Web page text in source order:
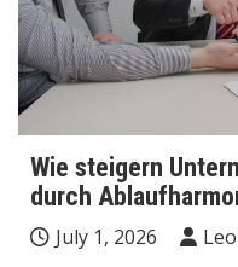
Wie steigern
durch
July 1, 2026